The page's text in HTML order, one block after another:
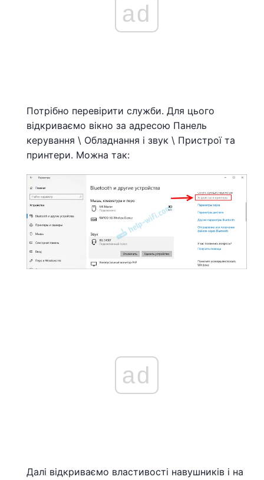
ad
Потрібно перевірити служби. Для цього
відкриваємо вікно за адресою Панель
керування \ Обладнання і звук \ Пристрої та
принтери. Можна так:
ad
Далі відкриваємо властивості навушників і на